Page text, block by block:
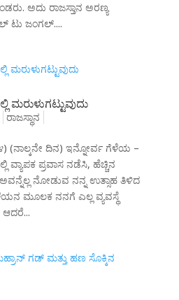
ಅದು ರಾಜಸ್ತಾನ ಅರಣ್ಯ
ಟು ಜಂಗಲ್....
ಮರುಳುಗಟ್ಟುವುದು
ರಾಜಸ್ಥಾನ
೪) (ನಾಲ್ಕನೇ ದಿನ) ಇನ್ನೋರ್ವ ಗೆಳೆಯ –
ವ್ಯಾಪಕ ಪ್ರವಾಸ ನಡೆಸಿ, ಹೆಚ್ಚಿನ
ನೋಡುವ ನನ್ನ ಉತ್ಸಾಹ ತಿಳಿದ
ಮೂಲಕ ನನಗೆ ಎಲ್ಲ ವ್ಯವಸ್ಥೆ